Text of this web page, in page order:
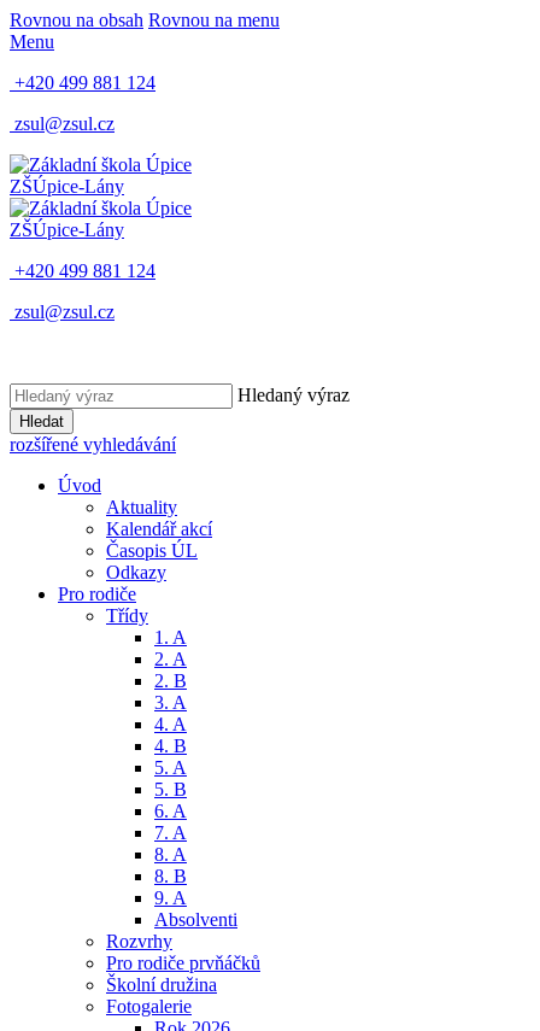
Rovnou na obsah Rovnou na menu
Menu
+420 499 881 124
zsul@zsul.cz
ZŠÚpice-Lány
ZŠÚpice-Lány
+420 499 881 124
zsul@zsul.cz
Hledaný výraz
Hledat
rozšířené vyhledávání
Úvod
Aktuality
Kalendář akcí
Časopis ÚL
Odkazy
Pro rodiče
Třídy
1. A
2. A
2. B
3. A
4. A
4. B
5. A
5. B
6. A
7. A
8. A
8. B
9. A
Absolventi
Rozvrhy
Pro rodiče prvňáčků
Školní družina
Fotogalerie